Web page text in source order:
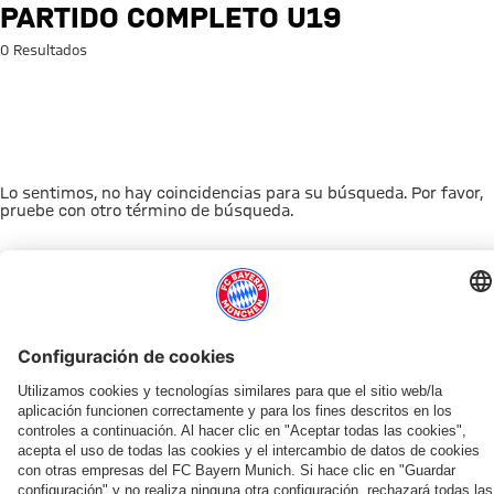
Búsqueda: Partido completo
PARTIDO COMPLETO U19
0 Resultados
Lo sentimos, no hay coincidencias para su búsqueda. Por favor,
pruebe con otro término de búsqueda.
ESTO LE PUEDE INTERESAR
TIENDA ONLINE
OFERTA VENTILADOR
AFICIÓNMYFCBAYERN